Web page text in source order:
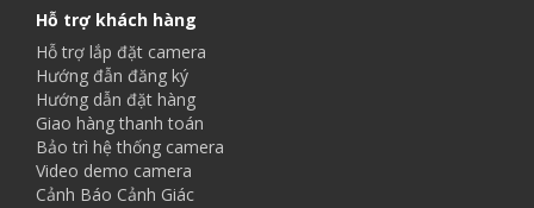
Hỗ trợ khách hàng
Hỗ trợ lắp đặt camera
Hướng đẫn đăng ký
Hướng dẫn đặt hàng
Giao hàng thanh toán
Bảo trì hệ thống camera
Video demo camera
Cảnh Báo Cảnh Giác